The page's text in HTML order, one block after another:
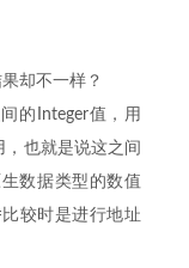
却不一样？
的Integer值，用
也就是说这之间
数据类型的数值
较时是进行地址